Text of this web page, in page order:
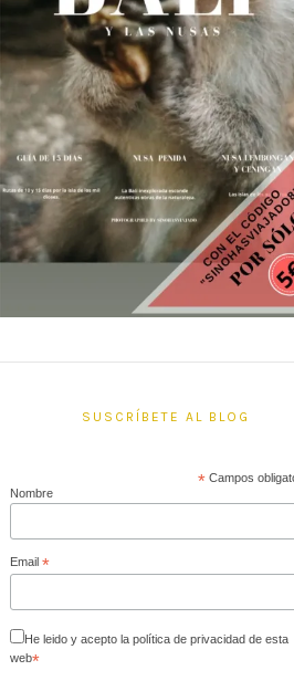
SUSCRÍBETE AL BLOG
* Campos
Nombre
Email *
He leido y acepto la política de privacidad de esta
web*